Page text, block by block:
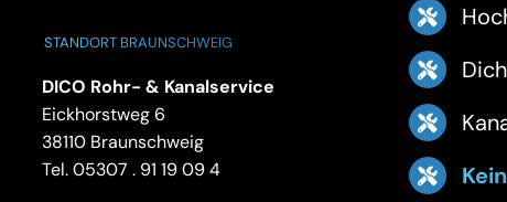
STANDORT BRAUNSCHWEIG
DICO Rohr- & Kanalservice
Eickhorstweg 6
38110 Braunschweig
Tel. 05307 . 91 19 09 4